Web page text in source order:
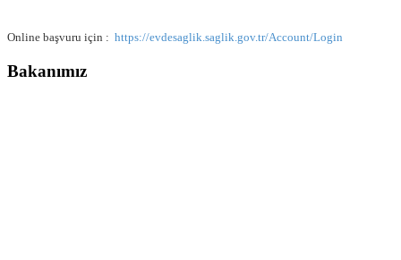
Online başvuru için : https://evdesaglik.saglik.gov.tr/Account/Login
Bakanımız